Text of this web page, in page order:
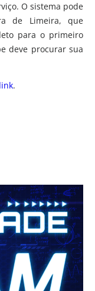
O sistema pode
de Limeira, que
para o primeiro
deve procurar sua
link.